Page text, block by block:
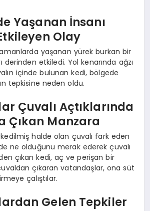
Yaşanan İnsanı
Olay
yaşanan yürek burkan bir
derinden etkiledi. Yol kenarında ağzı
içinde bulunan kedi, bölgede
tepkisine neden oldu.
Çuvalı Açtıklarında
Çıkan Manzara
halde olan çuvalı fark eden
ne olduğunu merak ederek çuvalı
çıkan kedi, aç ve perişan bir
çıkaran vatandaşlar, ona süt
çalıştılar.
Gelen Tepkiler